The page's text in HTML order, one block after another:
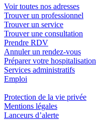
Voir toutes nos adresses
Trouver un professionnel
Trouver un service
Trouver une consultation
Prendre RDV
Annuler un rendez-vous
Préparer votre hospitalisation
Services administratifs
Emploi​
Protection de la vie privée
Mentions légales
Lanceurs d’alerte